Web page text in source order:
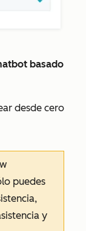
basado
desde cero
puedes
y